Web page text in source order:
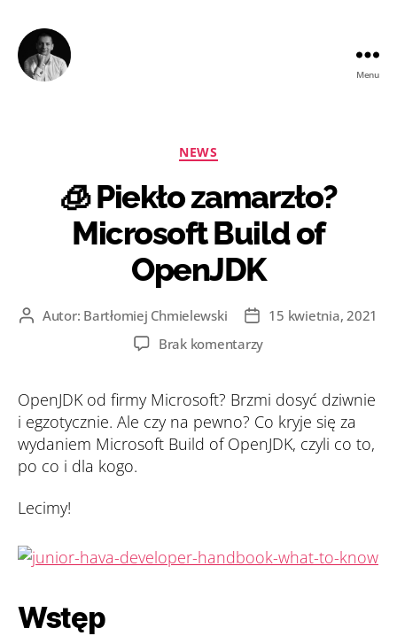
Menu
Kategorie
NEWS
🧊 Piekło zamarzło?
Microsoft Build of
OpenJDK
AutorAutor: Bartłomiej Chmielewski
Data15 kwietnia, 2021
Brak komentarzydo
zamarzło?
Microsoft
Build
OpenJDK od firmy Microsoft? Brzmi dosyć dziwnie
i egzotycznie. Ale czy na pewno? Co kryje się za
wydaniem Microsoft Build of OpenJDK, czyli co to,
po co i dla kogo.
Lecimy!
Wstęp